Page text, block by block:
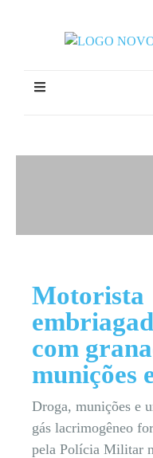
Motorista
com
munições
Droga, munições e
gás lacrimogêneo
pela Polícia Militar